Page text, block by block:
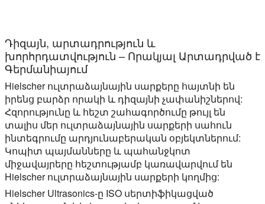
Դիզայն, արտադրություն և
խորհրդատվություն – Որակյալ Արտադրված է
Գերմանիայում
Hielscher ուլտրաձայնային սարքերը հայտնի են
իրենց բարձր որակի և դիզայնի չափանիշներով:
Հզորությունը և հեշտ շահագործումը թույլ են
տալիս մեր ուլտրաձայնային սարքերի սահուն
ինտեգրումը արդյունաբերական օբյեկտներում:
Կոպիտ պայմանները և պահանջկոտ
միջավայրերը հեշտությամբ կառավարվում են
Hielscher ուլտրաձայնային սարքերի կողմից:
Hielscher Ultrasonics-ը ISO սերտիֆիկացված